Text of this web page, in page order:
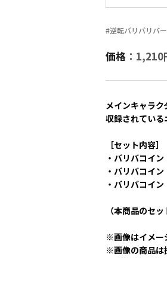
#逆転バリバリバー
価格 ：1,210
メインキャラク
収録されてい
［セット内容
・バリバコイ
・バリバコイ
・バリバコイ
（本商品のセ
※画像はイメー
※画像の商品は